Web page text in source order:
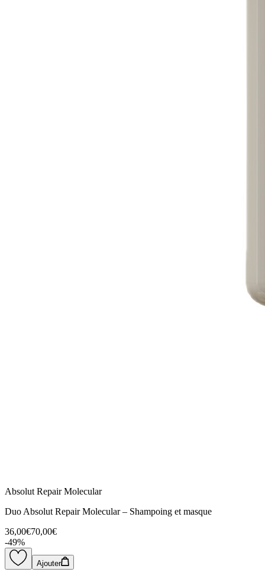
Absolut Repair Molecular
Duo Absolut Repair Molecular – Shampoing et masque
36,00€70,00€
-49%
Ajouter